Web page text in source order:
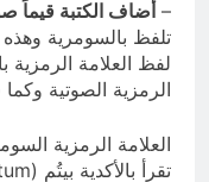
–أضاف الكتبة قيماً
تلفظ بالسومرية وهذه
لفظ العلامة الرمزية
الرمزية الصوتية وكما